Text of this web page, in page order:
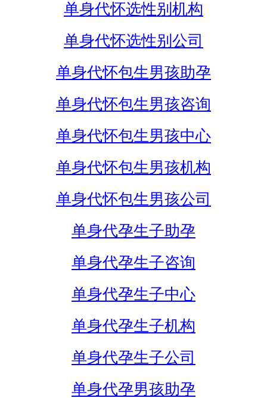
单身代怀选性别机构
单身代怀选性别公司
单身代怀包生男孩助孕
单身代怀包生男孩咨询
单身代怀包生男孩中心
单身代怀包生男孩机构
单身代怀包生男孩公司
单身代孕生子助孕
单身代孕生子咨询
单身代孕生子中心
单身代孕生子机构
单身代孕生子公司
单身代孕男孩助孕